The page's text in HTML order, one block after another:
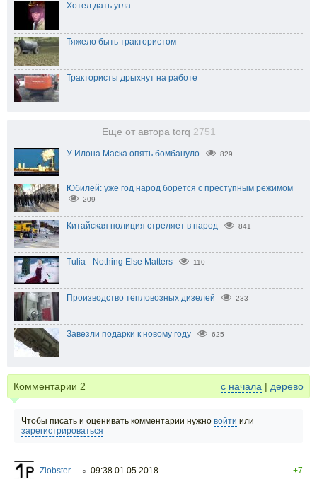
Хотел дать угла...
Тяжело быть трактористом
Трактористы дрыхнут на работе
Еще от автора torq 2751
У Илона Маска опять бомбануло 829
Юбилей: уже год народ борется с преступным режимом
209
Китайская полиция стреляет в народ 841
Tulia - Nothing Else Matters 110
Производство тепловозных дизелей 233
Завезли подарки к новому году 625
Комментарии 2 с начала | дерево
Чтобы писать и оценивать комментарии нужно войти или
зарегистрироваться
Zlobster ○ 09:38 01.05.2018
+7